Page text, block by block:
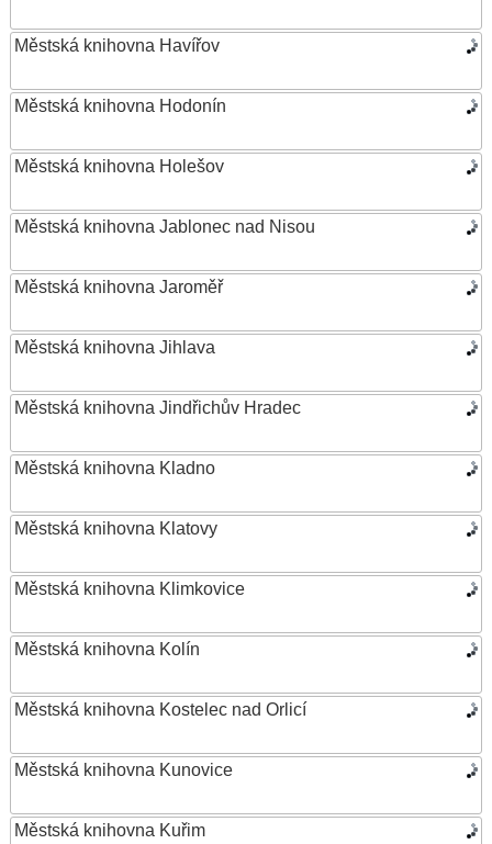
Městská knihovna Havířov
Městská knihovna Hodonín
Městská knihovna Holešov
Městská knihovna Jablonec nad Nisou
Městská knihovna Jaroměř
Městská knihovna Jihlava
Městská knihovna Jindřichův Hradec
Městská knihovna Kladno
Městská knihovna Klatovy
Městská knihovna Klimkovice
Městská knihovna Kolín
Městská knihovna Kostelec nad Orlicí
Městská knihovna Kunovice
Městská knihovna Kuřim